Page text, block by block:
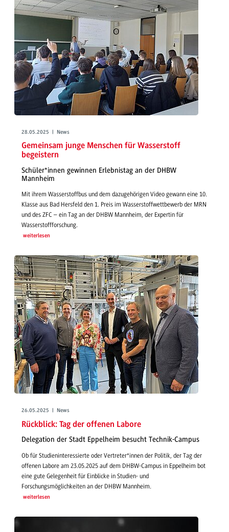
28.05.2025 | News
Gemeinsam junge Menschen für Wasserstoff
begeistern
Schüler*innen gewinnen Erlebnistag an der DHBW
Mannheim
Mit ihrem Wasserstoffbus und dem dazugehörigen Video gewann eine 10.
Klasse aus Bad Hersfeld den 1. Preis im Wasserstoffwettbewerb der MRN
und des ZFC – ein Tag an der DHBW Mannheim, der Expertin für
Wasserstoffforschung.
weiterlesen
26.05.2025 | News
Rückblick: Tag der offenen Labore
Delegation der Stadt Eppelheim besucht Technik-Campus
Ob für Studieninteressierte oder Vertreter*innen der Politik, der Tag der
offenen Labore am 23.05.2025 auf dem DHBW-Campus in Eppelheim bot
eine gute Gelegenheit für Einblicke in Studien- und
Forschungsmöglichkeiten an der DHBW Mannheim.
weiterlesen